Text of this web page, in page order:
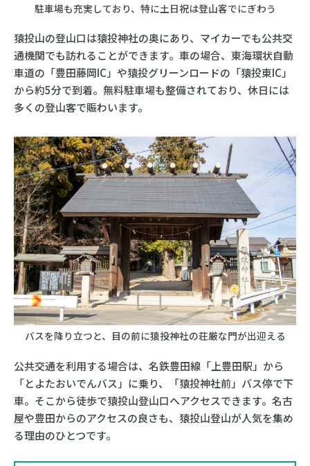
駐車場も充実しており、特に土日祝は登山客でにぎわう
猿投山の登山口は猿投神社の奥にあり、マイカーでも公共交
通機関でも訪れることができます。車の場合、東海環状自動
車道の「豊田藤岡IC」や猿投グリーンロードの「猿投東IC」
から約5分で到着。無料駐車場も整備されており、休日には
多くの登山客で賑わいます。
バスを降り立つと、目の前に猿投神社の荘厳な門が出迎える
公共交通を利用する場合は、名鉄豊田線「上豊田駅」から
「とよたおいでんバス」に乗り、「猿投神社前」バス停で下
車。そこから徒歩で猿投山登山口へアクセスできます。名古
屋や豊田からのアクセスの良さも、猿投山登山が人気を集め
る理由のひとつです。